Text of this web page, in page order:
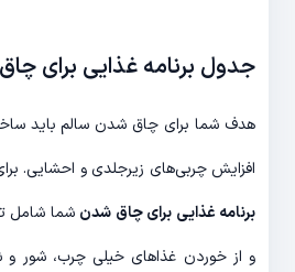
جدول برنامه غذایی برای
هدف شما برای چاق شدن سالم باید
افزایش چربی‌های زیرجلدی و احشایی.
برنامه غذایی برای چاق شدن شما شامل
و از خوردن غذاهای خیلی چرب، شور و